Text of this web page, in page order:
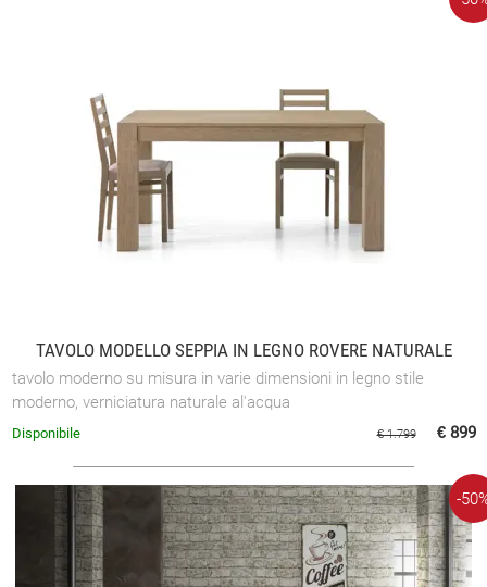
TAVOLO MODELLO SEPPIA IN LEGNO ROVERE NATURALE
tavolo moderno su misura in varie dimensioni in legno stile
moderno, verniciatura naturale al'acqua
€ 1.799 € 899
Disponibile
-